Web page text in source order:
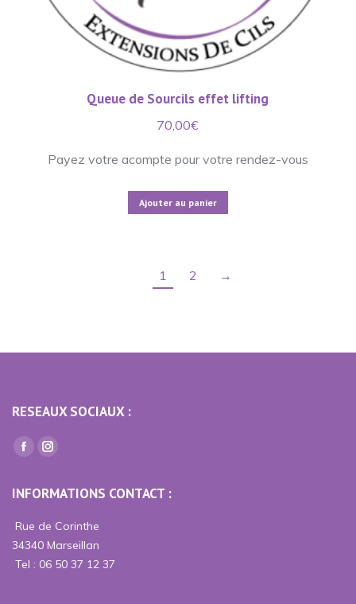
Queue de Sourcils effet lifting
70,00€
Payez votre acompte pour votre rendez-vous
Ajouter au panier
1 2 →
RESEAUX SOCIAUX :
Trouvez nous sur :
La
Facebook
dans
une
La
Instagram
dans
une
INFORMATIONS CONTACT :
Rue de Corinthe
34340 Marseillan
Tel : 06 50 37 12 37